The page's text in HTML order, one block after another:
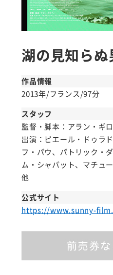
湖の見知らぬ
作品情報
2013年/フランス/97分
スタッフ
監督・脚本：アラン・ギ
出演：ピエール・ドゥラ
フ・パウ、パトリック・
ム・シャパット、マチュ
他
公式サイト
https://www.sunny-